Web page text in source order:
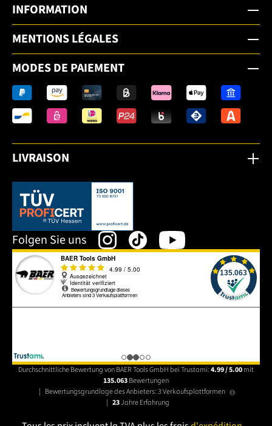
INFORMATION
MENTIONS LÉGALES
MODES DE PAIEMENT
LIVRAISON
Dieser Link öffnet sich in einem neuen Tab.
Folgen Sie uns
Durchschnittliche Bewertung von BAER Tools GmbH bei Trustami:4.99 / 5.00mit
135.063Bewertungen
| Bewertungsgrundlage des Anbieters: 3 Verkaufsplattformen
| 23Jahre Erfahrung